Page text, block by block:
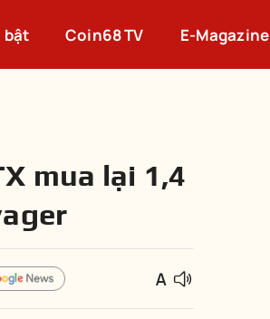
bật Coin68 TV E-Magazine
mua lại 1,4